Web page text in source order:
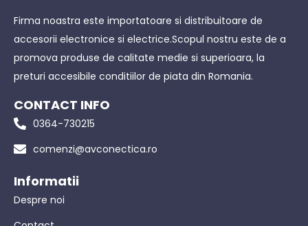
Firma noastra este importatoare si distribuitoare de
accesorii electronice si electrice.Scopul nostru este de a
promova produse de calitate medie si superioara, la
preturi accesibile conditiilor de piata din Romania.
CONTACT INFO
0364-730215
comenzi@avconectica.ro
Informatii
Despre noi